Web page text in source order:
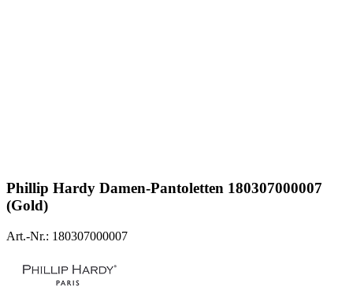
Phillip Hardy Damen-Pantoletten 180307000007
(Gold)
Art.-Nr.: 180307000007